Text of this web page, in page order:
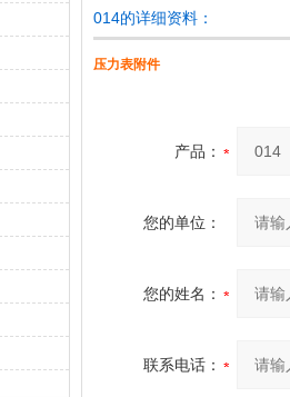
014的详细资料：
压力表附件
产品：
您的单位：
您的姓名：
联系电话：